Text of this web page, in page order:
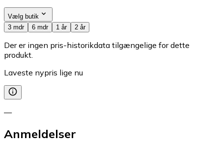
Vælg butik
3 mdr
6 mdr 1 år 2 år
Der er ingen pris-historikdata tilgængelige for dette
produkt.
Laveste nypris lige nu
—
Anmeldelser